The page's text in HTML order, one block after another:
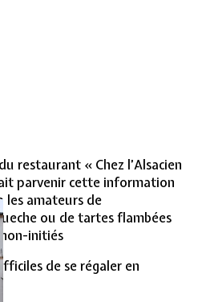
restaurant « Chez l’Alsacien
parvenir cette information
les amateurs de
ou de tartes flambées
non-initiés
de se régaler en